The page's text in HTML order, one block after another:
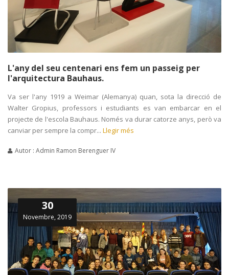
L'any del seu centenari ens fem un passeig per
l'arquitectura Bauhaus.
Va ser l'any 1919 a Weimar (Alemanya) quan, sota la direcció de
Walter Gropius, professors i estudiants es van embarcar en el
projecte de l'escola Bauhaus. Només va durar catorze anys, però va
canviar per sempre la compr... Llegir més
Autor : Admin Ramon Berenguer IV
30
Novembre, 2019